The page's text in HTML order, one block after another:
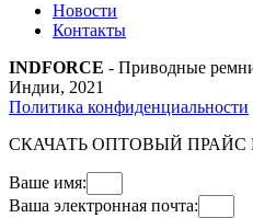
Новости
Контакты
INDFORCE - Приводные
Индии, 2021
Политика конфиденциальности
СКАЧАТЬ ОПТОВЫЙ
Ваше имя:
Ваша электронная почта: